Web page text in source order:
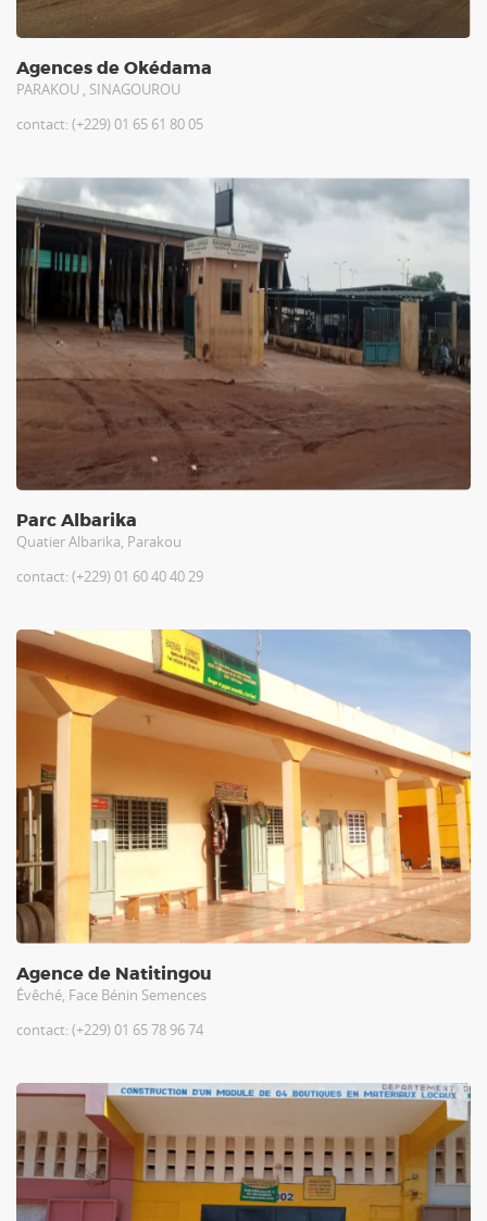
Agences de Okédama
PARAKOU , SINAGOUROU
contact: (+229) 01 65 61 80 05
Parc Albarika
Quatier Albarika, Parakou
contact: (+229) 01 60 40 40 29
Agence de Natitingou
Évêché, Face Bénin Semences
contact: (+229) 01 65 78 96 74